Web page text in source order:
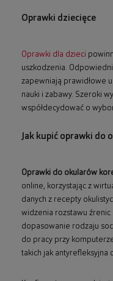
Oprawki dziecięce
Oprawki dla dzieci
uszkodzenia.
zapewniają prawidłowe
nauki i zabawy. Szeroki
współdecydować o
Jak kupić oprawki do
Oprawki do okularów
online, korzystając z
danych z recepty
widzenia rozstawu źrenic
dopasowanie rodzaju
do pracy przy
takich jak antyrefleksyjna